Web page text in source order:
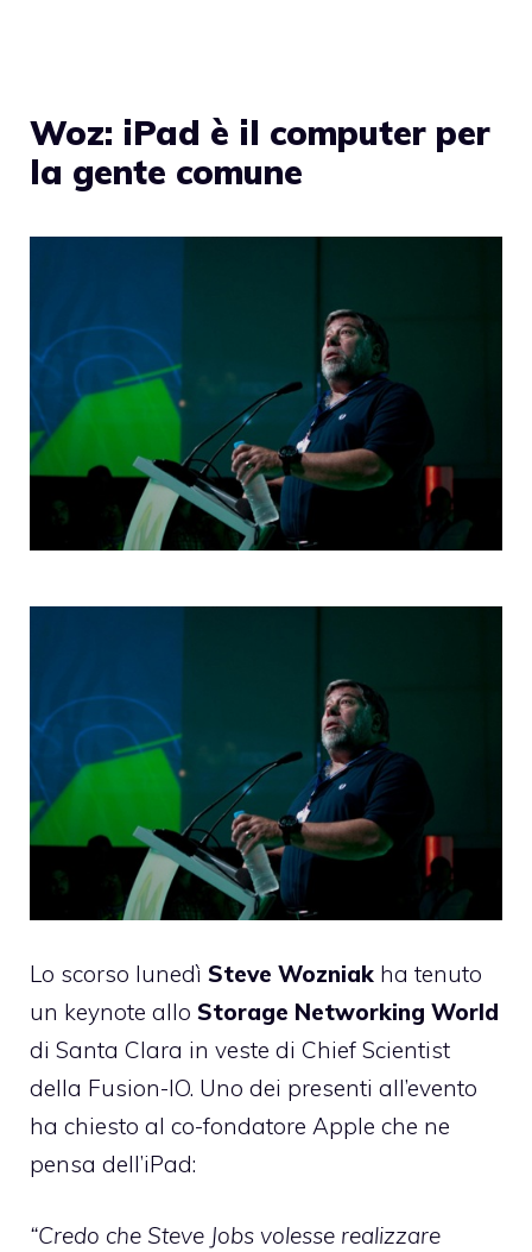
Woz: iPad è il computer per
la gente comune
Lo scorso lunedì Steve Wozniak ha tenuto
un keynote allo Storage Networking World
di Santa Clara in veste di Chief Scientist
della Fusion-IO. Uno dei presenti all’evento
ha chiesto al co-fondatore Apple che ne
pensa dell’iPad:
“Credo che Steve Jobs volesse realizzare